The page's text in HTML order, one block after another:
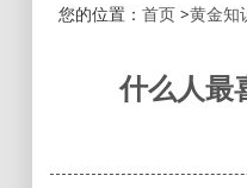
您的位置： 首页>黄金知
什么人最